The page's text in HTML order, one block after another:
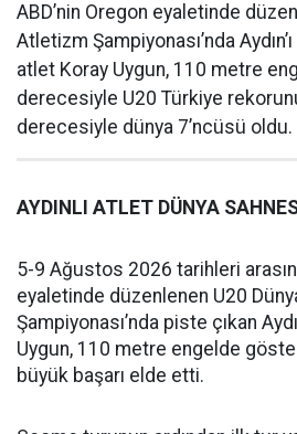
ABD’nin Oregon eyaletinde
Atletizm Şampiyonası’nda
atlet Koray Uygun, 110 metre
derecesiyle U20 Türkiye
derecesiyle dünya 7’ncüsü oldu.
AYDINLI ATLET DÜNYA
5-9 Ağustos 2026 tarihleri
eyaletinde düzenlenen U20
Şampiyonası’nda piste çıkan
Uygun, 110 metre engelde
büyük başarı elde etti.